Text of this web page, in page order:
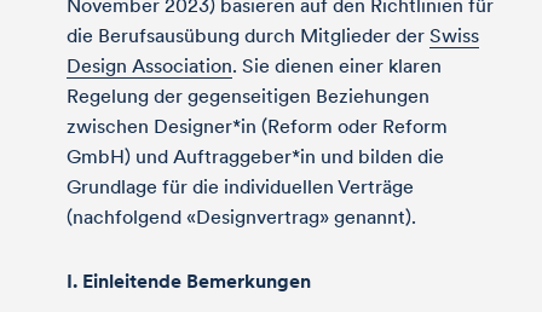
die Berufsausübung durch Mitglieder der Swiss
Design Association. Sie dienen einer klaren
Regelung der gegenseitigen Beziehungen
zwischen Designer*in (Reform oder Reform
GmbH) und Auftraggeber*in und bilden die
Grundlage für die individuellen Verträge
(nachfolgend «Designvertrag» genannt).
I. Einleitende Bemerkungen